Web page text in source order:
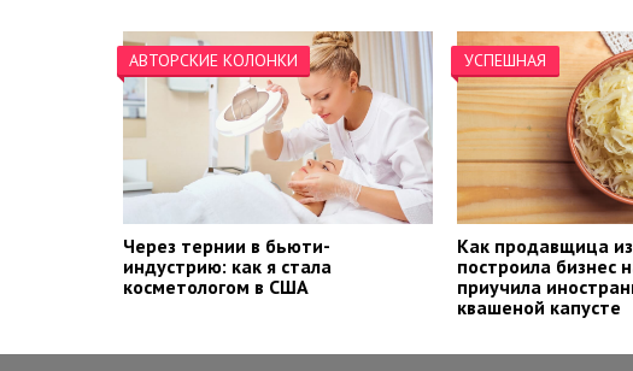
АВТОРСКИЕ КОЛОНКИ
Через тернии в бьюти-
индустрию: как я стала
косметологом в США
УСПЕШНАЯ
Как продавщица
построила бизнес
приучила
квашеной капусте